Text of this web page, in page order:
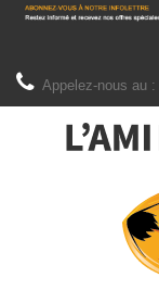
Appelez-nous au :